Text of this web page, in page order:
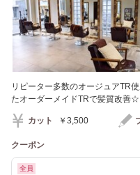
リピーター多数のオージュアTR
たオーダーメイドTRで髪質改善☆
カット ￥3,500
クーポン
全員